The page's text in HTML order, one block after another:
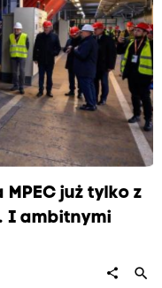
już tylko z
I ambitnymi
share search